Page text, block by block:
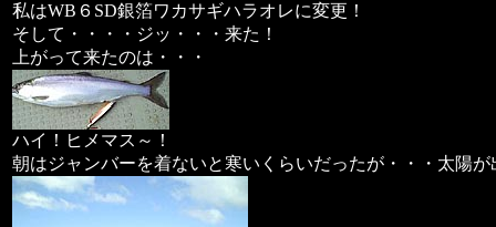
私はWB６SD銀箔ワカサギハラオレに変更！
そして・・・・ジッ・・・来た！
上がって来たのは・・・
ハイ！ヒメマス～！
朝はジャンバーを着ないと寒いくらいだったが・・・太陽が